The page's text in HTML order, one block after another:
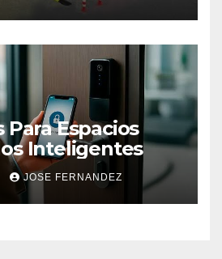
Para Espacios
Inteligentes
JOSE FERNANDEZ